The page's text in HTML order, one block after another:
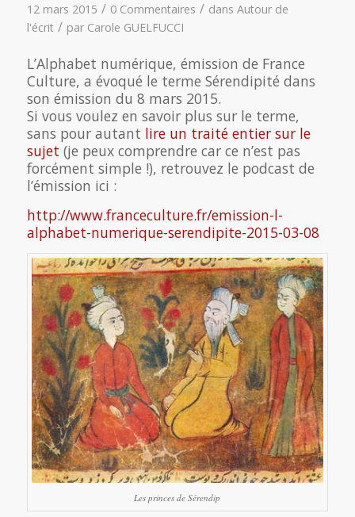
12 mars 2015 / 0 Commentaires / dans Autour de
l'écrit / par Carole GUELFUCCI
L’Alphabet numérique, émission de France
Culture, a évoqué le terme Sérendipité dans
son émission du 8 mars 2015.
Si vous voulez en savoir plus sur le terme,
sans pour autant lire un traité entier sur le
sujet (je peux comprendre car ce n’est pas
forcément simple !), retrouvez le podcast de
l’émission ici :
http://www.franceculture.fr/emission-l-
alphabet-numerique-serendipite-2015-03-08
Les princes de Sérendip